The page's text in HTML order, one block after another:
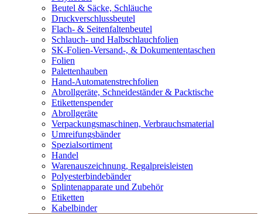
Beutel & Säcke, Schläuche
Druckverschlussbeutel
Flach- & Seitenfaltenbeutel
Schlauch- und Halbschlauchfolien
SK-Folien-Versand-, & Dokumententaschen
Folien
Palettenhauben
Hand-Automatenstrechfolien
Abrollgeräte, Schneideständer & Packtische
Etikettenspender
Abrollgeräte
Verpackungsmaschinen, Verbrauchsmaterial
Umreifungsbänder
Spezialsortiment
Handel
Warenauszeichnung, Regalpreisleisten
Polyesterbindebänder
Splintenapparate und Zubehör
Etiketten
Kabelbinder